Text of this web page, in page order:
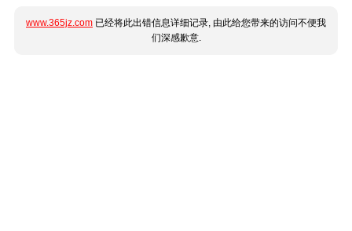
www.365jz.com 已经将此出错信息详细记录, 由此给您带来的访问不便我
们深感歉意.